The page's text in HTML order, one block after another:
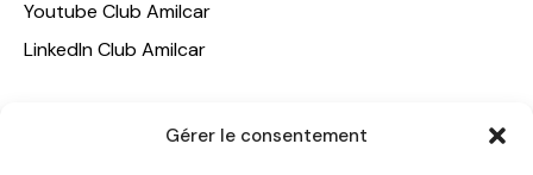
Gérer le consentement
Youtube Club Amilcar
LinkedIn Club Amilcar